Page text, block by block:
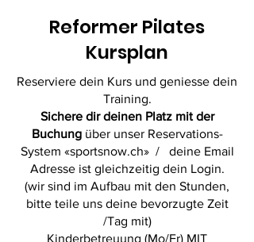
Reformer Pilates
Kursplan
Reserviere dein Kurs und geniesse dein
Training.
Sichere dir deinen Platz mit der
Buchungüber unser Reservations-
System «sportsnow.ch» / deine Email
Adresse ist gleichzeitig dein Login.
(wir sind im Aufbau mit den Stunden,
bitte teile uns deine bevorzugte Z​eit
/Tag mit)
Kinderbetreuung (Mo/Fr) MIT